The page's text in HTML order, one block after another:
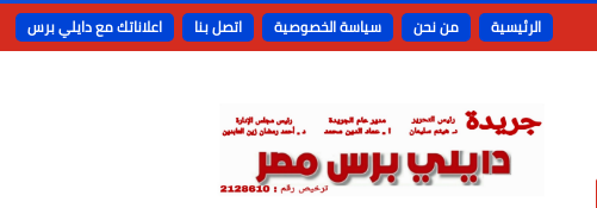
الرئيسية من نحن سياسة الخصوصية اتصل بنا اعلاناتك مع دايلي برس